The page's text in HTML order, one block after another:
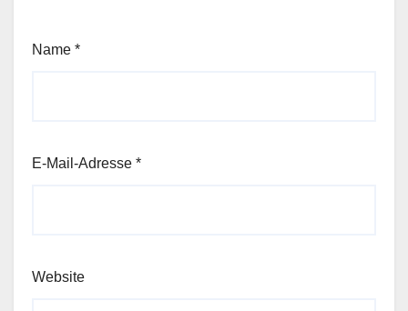
Name *
E-Mail-Adresse *
Website